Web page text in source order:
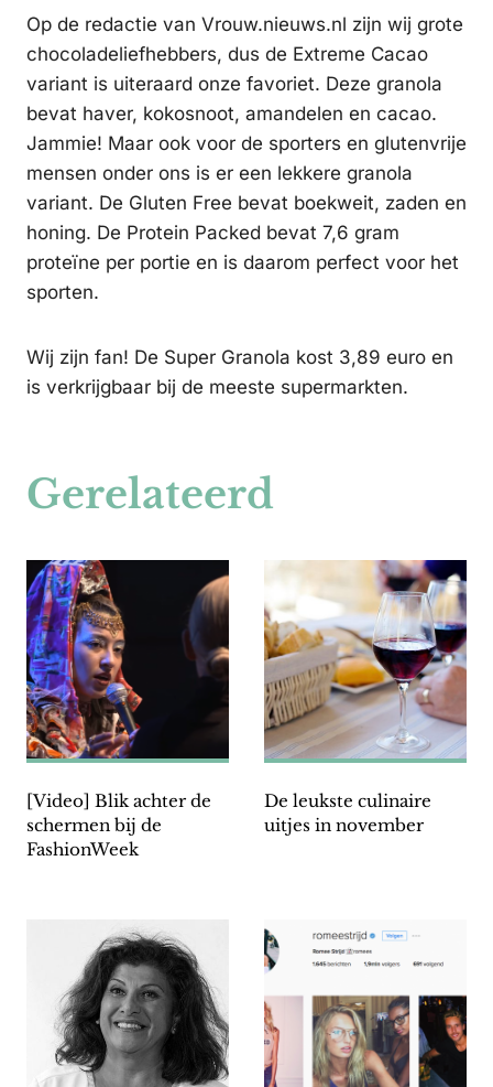
Op de redactie van Vrouw.nieuws.nl zijn wij grote
chocoladeliefhebbers, dus de Extreme Cacao
variant is uiteraard onze favoriet. Deze granola
bevat haver, kokosnoot, amandelen en cacao.
Jammie! Maar ook voor de sporters en glutenvrije
mensen onder ons is er een lekkere granola
variant. De Gluten Free bevat boekweit, zaden en
honing. De Protein Packed bevat 7,6 gram
proteïne per portie en is daarom perfect voor het
sporten.
Wij zijn fan! De Super Granola kost 3,89 euro en
is verkrijgbaar bij de meeste supermarkten.
Gerelateerd
[Video] Blik achter de
schermen bij de
FashionWeek
De leukste culinaire
uitjes in november